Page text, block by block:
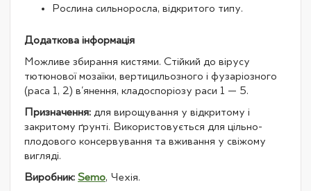
Рослина сильноросла, відкритого типу.
Додаткова інформація
Можливе збирання кистями. Стійкий до вірусу
тютюнової мозаїки, вертицильозного і фузаріозного
(раса 1, 2) в'янення, кладоспоріозу раси 1 — 5.
Призначення: для вирощування у відкритому і
закритому ґрунті. Використовується для цільно-
плодового консервування та вживання у свіжому
вигляді.
Виробник: Semo, Чехія.